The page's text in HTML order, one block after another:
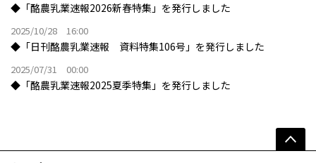
◆「酪農乳業速報2026新春特集」を発行しました
2025/10/28 16:00
◆「日刊酪農乳業速報 資料特集106号」を発行しました
2025/07/31 00:00
◆「酪農乳業速報2025夏季特集」を発行しました